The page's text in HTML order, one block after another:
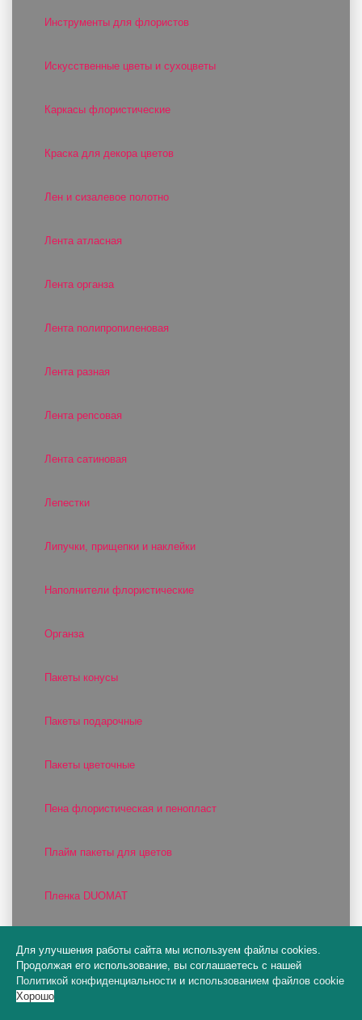
Инструменты для флористов
Искусственные цветы и сухоцветы
Каркасы флористические
Краска для декора цветов
Лен и сизалевое полотно
Лента атласная
Лента органза
Лента полипропиленовая
Лента разная
Лента репсовая
Лента сатиновая
Лепестки
Липучки, прищепки и наклейки
Наполнители флористические
Органза
Пакеты конусы
Пакеты подарочные
Пакеты цветочные
Пена флористическая и пенопласт
Плайм пакеты для цветов
Пленка DUOMAT
Пленка матовая
Для улучшения работы сайта мы используем файлы cookies.
Продолжая его использование, вы соглашаетесь с нашей
Политикой конфиденциальности и использованием файлов cookie
Хорошо